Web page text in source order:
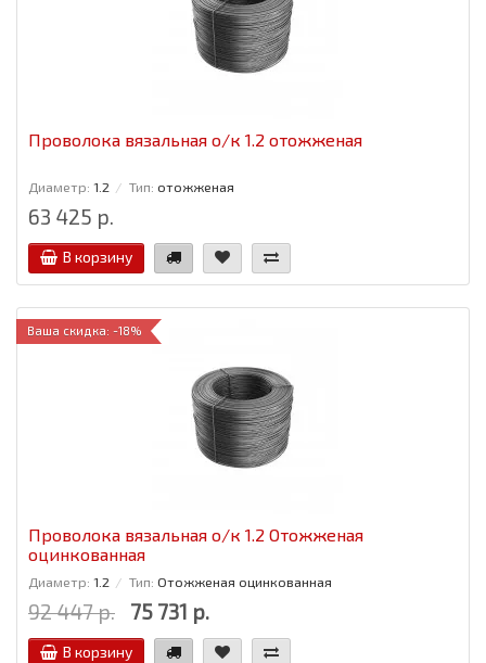
Проволока вязальная о/к 1.2 отожженая
Диаметр: 1.2 Тип: отожженая
63 425 р.
В корзину
Ваша скидка: -18%
Проволока вязальная о/к 1.2 Отожженая
оцинкованная
Диаметр: 1.2 Тип: Отожженая оцинкованная
92 447 р. 75 731 р.
В корзину